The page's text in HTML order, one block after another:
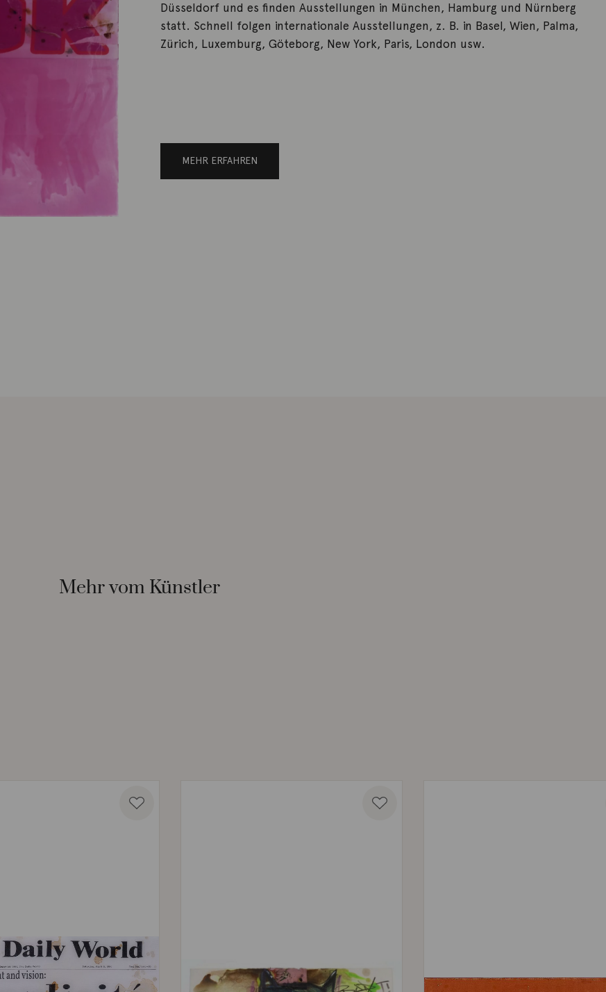
Düsseldorf und es finden Ausstellungen in München, Hamburg und Nürnberg
statt. Schnell folgen internationale Ausstellungen, z. B. in Basel, Wien, Palma,
Zürich, Luxemburg, Göteborg, New York, Paris, London usw.
MEHR ERFAHREN
Mehr vom Künstler